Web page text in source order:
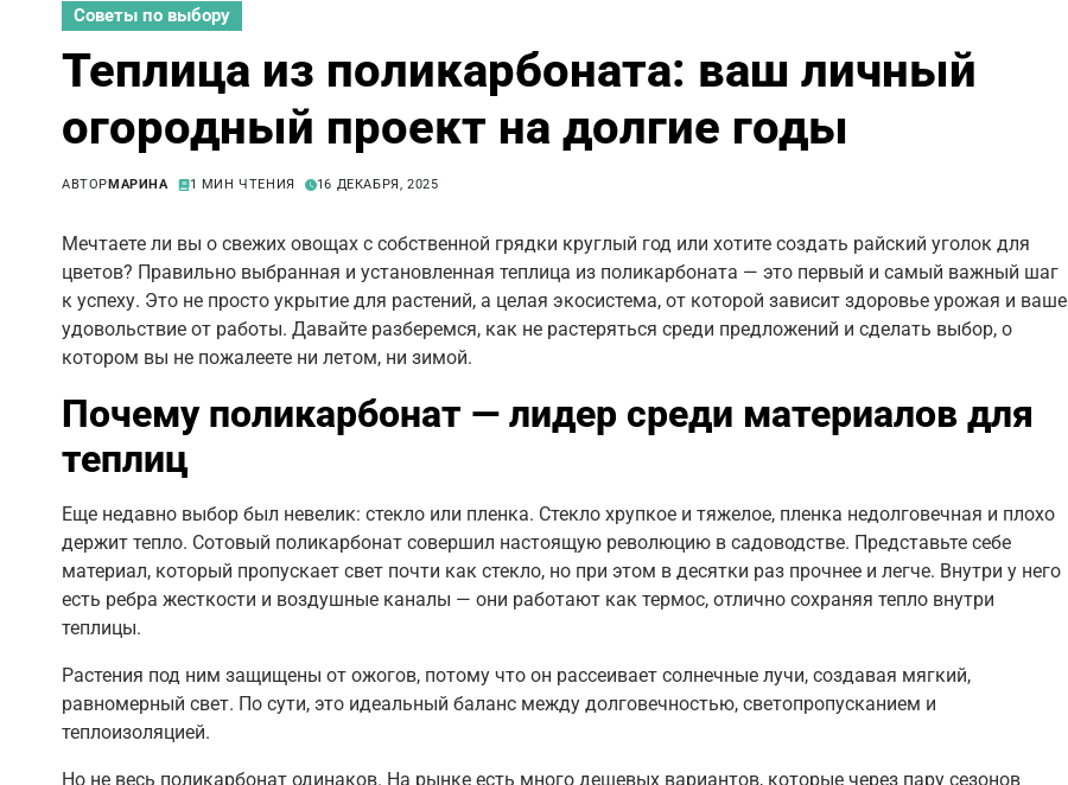
Советы по выбору
Теплица из поликарбоната: ваш личный
огородный проект на долгие годы
АВТОРМАРИНА 1 МИН ЧТЕНИЯ 16 ДЕКАБРЯ, 2025
Мечтаете ли вы о свежих овощах с собственной грядки круглый год или хотите создать райский уголок для
цветов? Правильно выбранная и установленная теплица из поликарбоната — это первый и самый важный шаг
к успеху. Это не просто укрытие для растений, а целая экосистема, от которой зависит здоровье урожая и ваше
удовольствие от работы. Давайте разберемся, как не растеряться среди предложений и сделать выбор, о
котором вы не пожалеете ни летом, ни зимой.
Почему поликарбонат — лидер среди материалов для
теплиц
Еще недавно выбор был невелик: стекло или пленка. Стекло хрупкое и тяжелое, пленка недолговечная и плохо
держит тепло. Сотовый поликарбонат совершил настоящую революцию в садоводстве. Представьте себе
материал, который пропускает свет почти как стекло, но при этом в десятки раз прочнее и легче. Внутри у него
есть ребра жесткости и воздушные каналы — они работают как термос, отлично сохраняя тепло внутри
теплицы.
Растения под ним защищены от ожогов, потому что он рассеивает солнечные лучи, создавая мягкий,
равномерный свет. По сути, это идеальный баланс между долговечностью, светопропусканием и
теплоизоляцией.
Но не весь поликарбонат одинаков. На рынке есть много дешевых вариантов, которые через пару сезонов